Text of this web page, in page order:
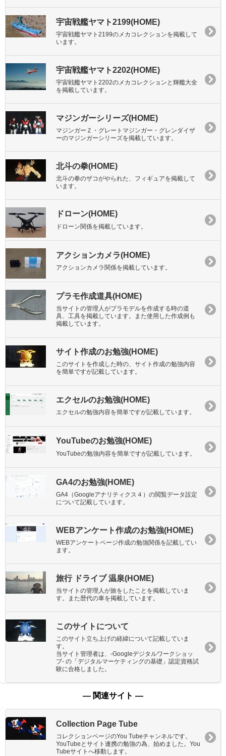
宇宙戦艦ヤマト2199(HOME)
宇宙戦艦ヤマト2199のメカコレクションを掲載して
います。
宇宙戦艦ヤマト2202(HOME)
宇宙戦艦ヤマト2202のメカコレクションと輝艦大全
を掲載しています。
マジンガーシリーズ(HOME)
マジンガーＺ・グレートマジンガー・グレンダイザ
ーのマジンガーシリーズを掲載しています。
北斗の拳(HOME)
北斗の拳のザコがやられた、フィギュアを掲載して
います。
ドローン(HOME)
ドローン関係を掲載しています。
アクションカメラ(HOME)
アクションカメラ関係を掲載しています。
プラモ作成道具(HOME)
当サイトの管理人がプラモデルを作成する時の道
具、工具を掲載しています。また使用した作成例も
掲載しています。
サイト作成のお勉強(HOME)
このサイトを作成した時の、サイト作成の勉強内容
を簡単ですが記載しています。
エクセルのお勉強(HOME)
エクセルの勉強内容を簡単ですが記載しています。
YouTubeのお勉強(HOME)
YouTubeの勉強内容を簡単ですが記載しています。
GA4のお勉強(HOME)
GA4（Googleアナリティクス４）の閲覧データ設定
について記載しています。
WEBアンケート作成のお勉強(HOME)
WEBアンケートページ作成の勉強関係を記載してい
ます。
旅行 ドライブ 温泉(HOME)
当サイトの管理人が旅をしたことを掲載していま
す。また歴代の車を掲載しています。
このサイトについて
このサイト立ち上げの経緯について記載していま
す。
当サイト管理者は、-Googleデジタルワークショッ
プ- の「デジタルマーケティングの基礎」認定資格試
験に合格しました。
― 関連サイト ―
Collection Page Tube
コレクションページのYou Tubeチャンネルです。
YouTubeとサイト連携の勉強の為、始めました。You
Tubeサイトへ移動します。